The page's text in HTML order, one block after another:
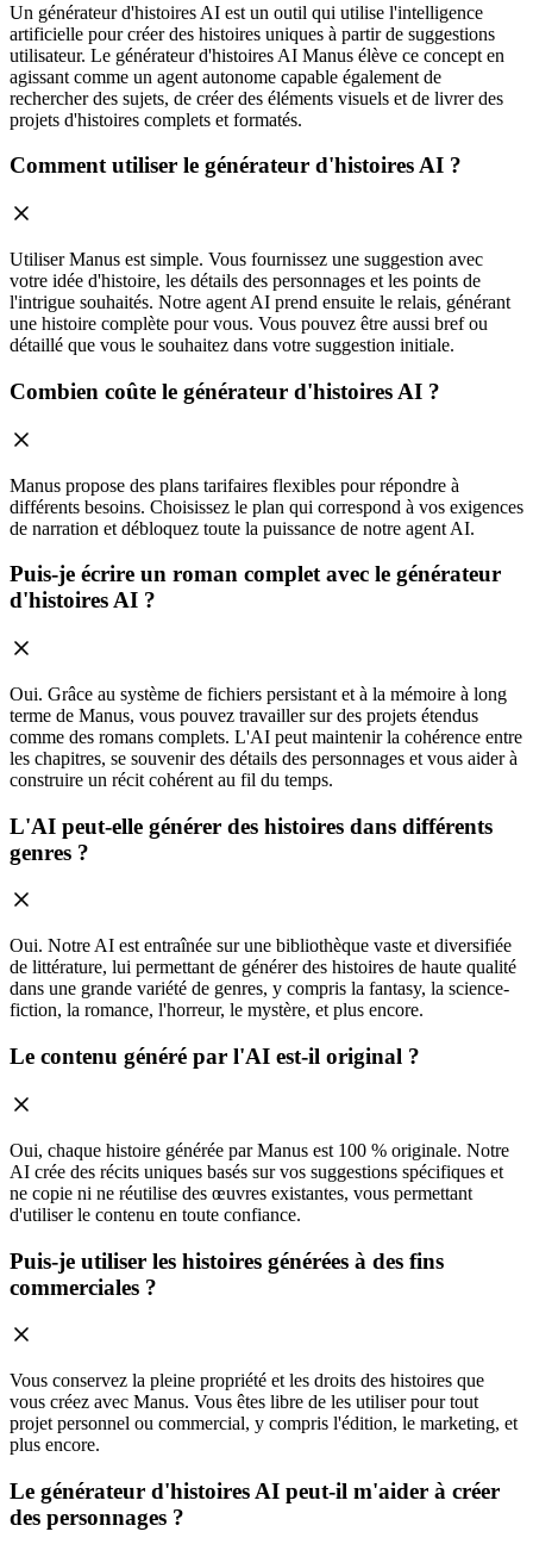
Un générateur d'histoires AI est un outil qui utilise l'intelligence
artificielle pour créer des histoires uniques à partir de suggestions
utilisateur. Le générateur d'histoires AI Manus élève ce concept en
agissant comme un agent autonome capable également de
rechercher des sujets, de créer des éléments visuels et de livrer des
projets d'histoires complets et formatés.
Comment utiliser le générateur d'histoires AI ?
Utiliser Manus est simple. Vous fournissez une suggestion avec
votre idée d'histoire, les détails des personnages et les points de
l'intrigue souhaités. Notre agent AI prend ensuite le relais, générant
une histoire complète pour vous. Vous pouvez être aussi bref ou
détaillé que vous le souhaitez dans votre suggestion initiale.
Combien coûte le générateur d'histoires AI ?
Manus propose des plans tarifaires flexibles pour répondre à
différents besoins. Choisissez le plan qui correspond à vos exigences
de narration et débloquez toute la puissance de notre agent AI.
Puis-je écrire un roman complet avec le générateur
d'histoires AI ?
Oui. Grâce au système de fichiers persistant et à la mémoire à long
terme de Manus, vous pouvez travailler sur des projets étendus
comme des romans complets. L'AI peut maintenir la cohérence entre
les chapitres, se souvenir des détails des personnages et vous aider à
construire un récit cohérent au fil du temps.
L'AI peut-elle générer des histoires dans différents
genres ?
Oui. Notre AI est entraînée sur une bibliothèque vaste et diversifiée
de littérature, lui permettant de générer des histoires de haute qualité
dans une grande variété de genres, y compris la fantasy, la science-
fiction, la romance, l'horreur, le mystère, et plus encore.
Le contenu généré par l'AI est-il original ?
Oui, chaque histoire générée par Manus est 100 % originale. Notre
AI crée des récits uniques basés sur vos suggestions spécifiques et
ne copie ni ne réutilise des œuvres existantes, vous permettant
d'utiliser le contenu en toute confiance.
Puis-je utiliser les histoires générées à des fins
commerciales ?
Vous conservez la pleine propriété et les droits des histoires que
vous créez avec Manus. Vous êtes libre de les utiliser pour tout
projet personnel ou commercial, y compris l'édition, le marketing, et
plus encore.
Le générateur d'histoires AI peut-il m'aider à créer
des personnages ?